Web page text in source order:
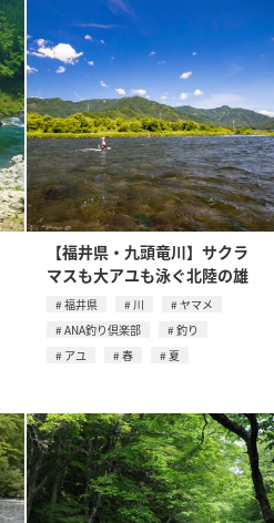
【福井県・九頭竜川】サクラ
マスも大アユも泳ぐ北陸の雄
福井県 川
ヤマメ
ANA釣り倶楽部
釣り
アユ
春 夏